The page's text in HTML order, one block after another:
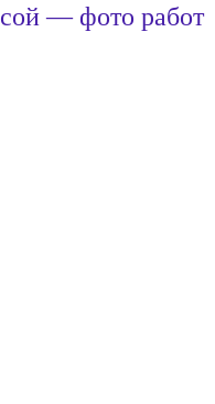
— фото работ